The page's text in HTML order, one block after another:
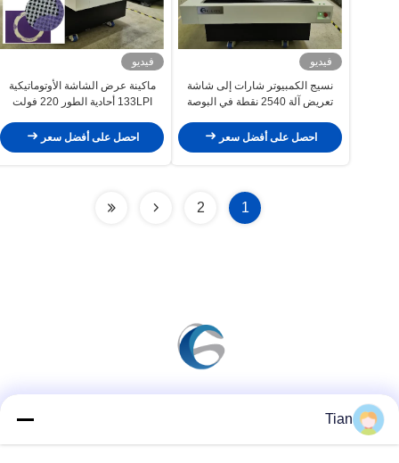
فيديو
نسيج الكمبيوتر شارات إلى شاشة
تعريض آلة 2540 نقطة في البوصة
احصل على أفضل سعر
فيديو
ماكينة عرض الشاشة الأوتوماتيكية
133LPI أحادية الطور 220 فولت
احصل على أفضل سعر
1
2
Tian